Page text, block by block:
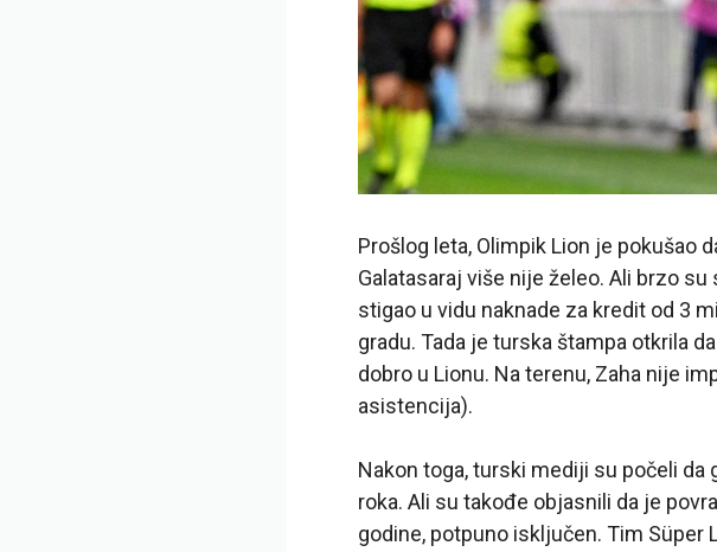
Prošlog leta, Olimpik Lion je pokušao
Galatasaraj više nije želeo. Ali brzo
stigao u vidu naknade za kredit od 3
gradu. Tada je turska štampa otkrila
dobro u Lionu. Na terenu, Zaha nije
asistencija).
Nakon toga, turski mediji su počeli
roka. Ali su takođe objasnili da je
godine, potpuno isključen. Tim Süper